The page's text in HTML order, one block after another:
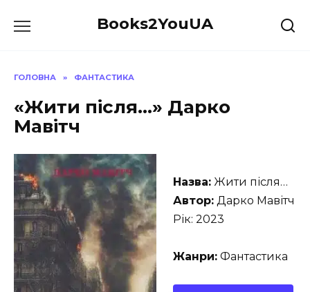
до
Books2YouUA
ГОЛОВНА » ФАНТАСТИКА
«Жити після…» Дарко
Мавітч
Назва: Жити після…
Автор: Дарко Мавітч
Рік: 2023
Жанри: Фантастика